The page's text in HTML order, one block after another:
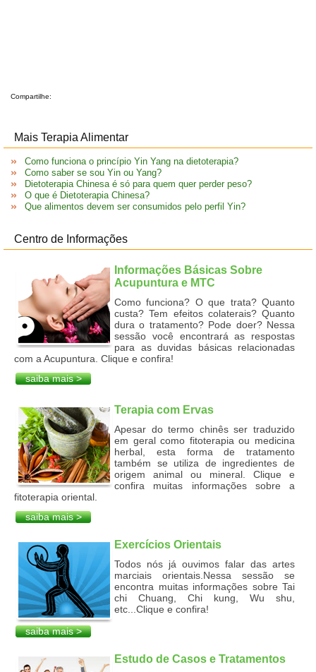
Compartilhe:
Mais Terapia Alimentar
Como funciona o princípio Yin Yang na dietoterapia?
Como saber se sou Yin ou Yang?
Dietoterapia Chinesa é só para quem quer perder peso?
O que é Dietoterapia Chinesa?
Que alimentos devem ser consumidos pelo perfil Yin?
Centro de Informações
Informações Básicas Sobre
Acupuntura e MTC
Como funciona? O que trata? Quanto
custa? Tem efeitos colaterais? Quanto
dura o tratamento? Pode doer? Nessa
sessão você encontrará as respostas
para as duvidas básicas relacionadas
com a Acupuntura. Clique e confira!
saiba mais >
Terapia com Ervas
Apesar do termo chinês ser traduzido
em geral como fitoterapia ou medicina
herbal, esta forma de tratamento
também se utiliza de ingredientes de
origem animal ou mineral. Clique e
confira muitas informações sobre a
fitoterapia oriental.
saiba mais >
Exercícios Orientais
Todos nós já ouvimos falar das artes
marciais orientais.Nessa sessão se
encontra muitas informações sobre Tai
chi Chuang, Chi kung, Wu shu,
etc...Clique e confira!
saiba mais >
Estudo de Casos e Tratamentos